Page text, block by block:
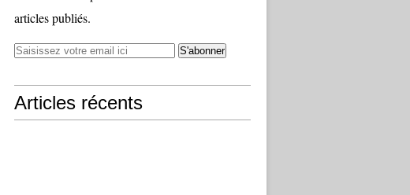
articles publiés.
Articles récents